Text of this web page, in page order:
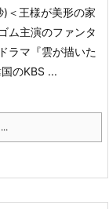
) ＜王様が美形の家
ム主演のファンタ
ラマ『雲が描いた
のKBS ...